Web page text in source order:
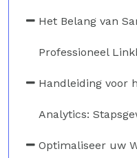
Het Belang van
Professioneel
Handleiding voor
Analytics:
Optimaliseer uw